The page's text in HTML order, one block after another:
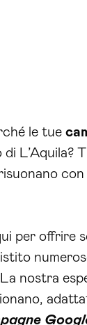
le tue
L’Aquila?
per offrire
nostra